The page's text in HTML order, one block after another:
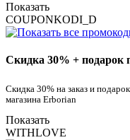
Показать
COUPONKODI_D
Скидка 30% + подарок
Скидка 30% на заказ и
магазина Erborian
Показать
WITHLOVE